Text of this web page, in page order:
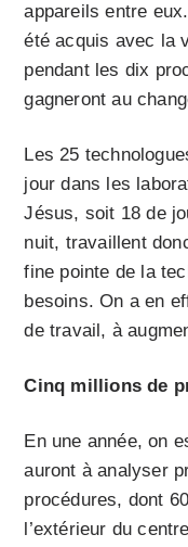
appareils entre
été acquis avec la
pendant les dix
gagneront au
Les 25
jour dans les
Jésus, soit 18 de
nuit, travaillent
fine pointe de la
besoins. On a en
de travail, à
Cinq millions de
En une année, on
auront à analyser
procédures, dont
l’extérieur du